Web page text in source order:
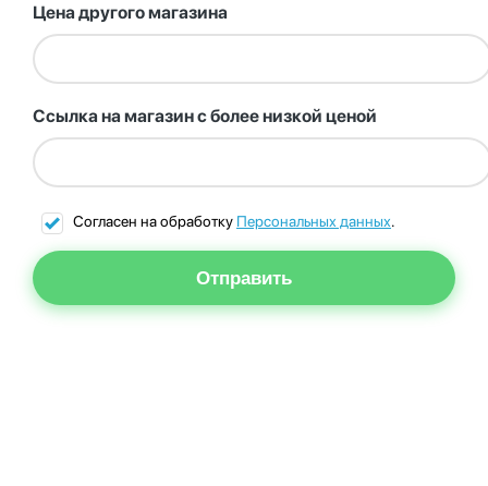
Цена другого магазина
Ссылка на магазин с более низкой ценой
Согласен на обработку Персональных данных.
Отправить